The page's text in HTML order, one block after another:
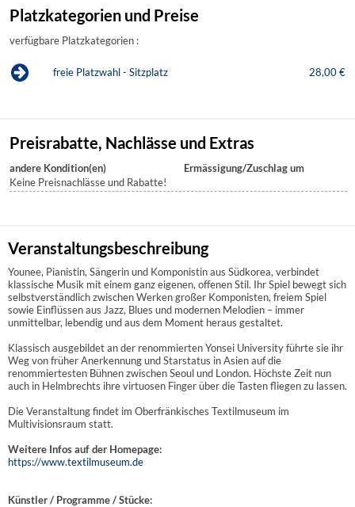
Platzkategorien und Preise
verfügbare Platzkategorien :
freie Platzwahl - Sitzplatz 28,00 €
Preisrabatte, Nachlässe und Extras
andere Kondition(en)
Ermässigung/Zuschlag um
Keine Preisnachlässe und Rabatte!
Veranstaltungsbeschreibung
Younee, Pianistin, Sängerin und Komponistin aus Südkorea, verbindet
klassische Musik mit einem ganz eigenen, offenen Stil. Ihr Spiel bewegt sich
selbstverständlich zwischen Werken großer Komponisten, freiem Spiel
sowie Einflüssen aus Jazz, Blues und modernen Melodien – immer
unmittelbar, lebendig und aus dem Moment heraus gestaltet.
Klassisch ausgebildet an der renommierten Yonsei University führte sie ihr
Weg von früher Anerkennung und Starstatus in Asien auf die
renommiertesten Bühnen zwischen Seoul und London. Höchste Zeit nun
auch in Helmbrechts ihre virtuosen Finger über die Tasten fliegen zu lassen.
Die Veranstaltung findet im Oberfränkisches Textilmuseum im
Multivisionsraum statt.
Weitere Infos auf der Homepage:
https://www.textilmuseum.de
Künstler / Programme / Stücke: